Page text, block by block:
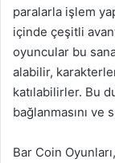
paralarla işlem
içinde çeşitli
oyuncular bu
alabilir,
katılabilirler. Bu
bağlanmasını
Bar Coin